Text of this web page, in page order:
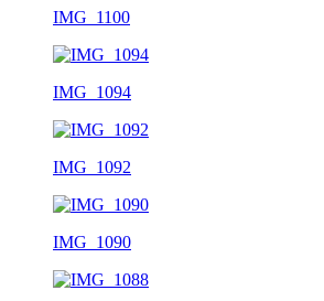
IMG_1100
IMG_1094
IMG_1092
IMG_1090